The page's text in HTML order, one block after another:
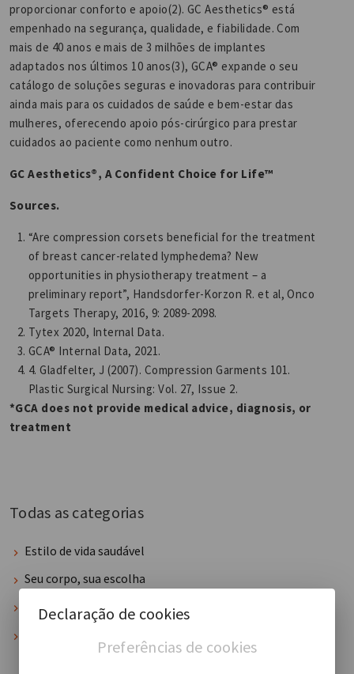
proporcionar conforto e apoio(2). GC Aesthetics® está
empenhado na segurança, qualidade, e fiabilidade. Com
mais de 40 anos e mais de 3 milhões de implantes
adaptados nos últimos 10 anos(3), GCA® expande o seu
catálogo de soluções seguras e inovadoras para contribuir
ainda mais para os cuidados de saúde e bem-estar das
mulheres, oferecendo apoio pós-cirúrgico para prestar
cuidados ao paciente como nenhum outro.
GC Aesthetics®, A Confident Choice for Life™
Sources.
“Are compression corsets beneficial for the treatment
of breast cancer-related lymphedema? New
opportunities in physiotherapy treatment – a
preliminary report”, Handsdorfer-Korzon R. et al, Onco
Targets Therapy, 2016, 9: 2089-2098.
Tytex 2020, Internal Data.
GCA® Internal Data, 2021.
4. Gladfelter, J (2007). Compression Garments 101.
Plastic Surgical Nursing: Vol. 27, Issue 2.
*GCA does not provide medical advice, diagnosis, or
treatment
Todas as categorias
Estilo de vida saudável
Seu corpo, sua escolha
Dicas e fatos
Declaração de cookies
Preferências de cookies